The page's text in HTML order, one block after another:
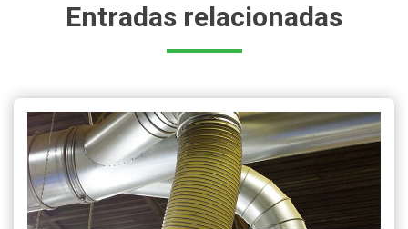
Entradas relacionadas